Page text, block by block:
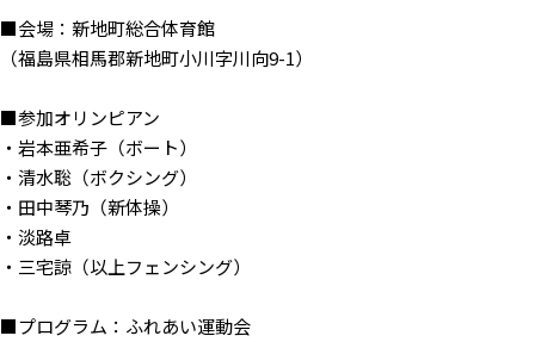
■会場：新地町総合体育館
（福島県相馬郡新地町小川字川向9-1）
■参加オリンピアン
・岩本亜希子（ボート）
・清水聡（ボクシング）
・田中琴乃（新体操）
・淡路卓
・三宅諒（以上フェンシング）
■プログラム：ふれあい運動会